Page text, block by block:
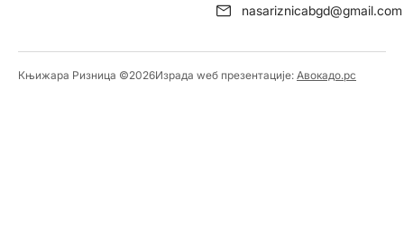
nasariznicabgd@gmail.com
Књижара Ризница ©️2026Израда wеб презентације: Авокадо.рс